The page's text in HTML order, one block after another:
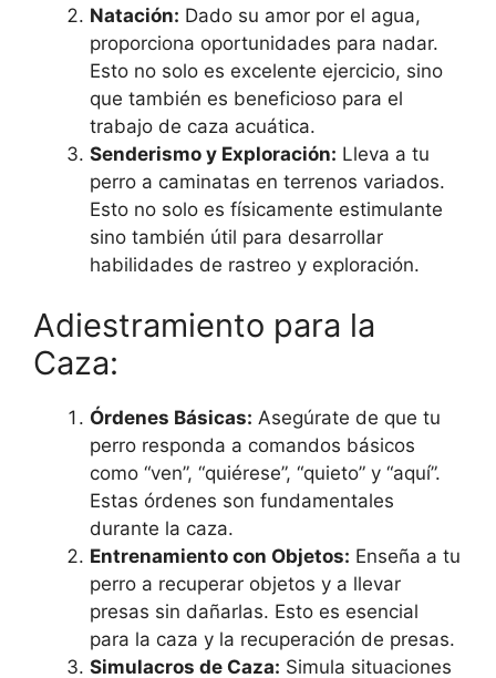
Natación: Dado su amor por el agua,
proporciona oportunidades para nadar.
Esto no solo es excelente ejercicio, sino
que también es beneficioso para el
trabajo de caza acuática.
Senderismo y Exploración: Lleva a tu
perro a caminatas en terrenos variados.
Esto no solo es físicamente estimulante
sino también útil para desarrollar
habilidades de rastreo y exploración.
Adiestramiento para la
Caza:
Órdenes Básicas: Asegúrate de que tu
perro responda a comandos básicos
como “ven”, “quiérese”, “quieto” y “aquí”.
Estas órdenes son fundamentales
durante la caza.
Entrenamiento con Objetos: Enseña a tu
perro a recuperar objetos y a llevar
presas sin dañarlas. Esto es esencial
para la caza y la recuperación de presas.
Simulacros de Caza: Simula situaciones